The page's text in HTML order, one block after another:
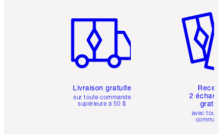
Livraison gratuite
sur toute commande
supérieure à 50 $
2
avec